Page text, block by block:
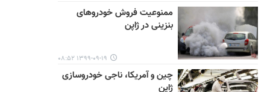
ممنوعیت فروش خودروهای
بنزینی در ژاپن
۱۳۹۹-۰۹-۱۹ ۰۸:۵۲
چین و آمریکا، ناجی خودروسازی
ژاپن